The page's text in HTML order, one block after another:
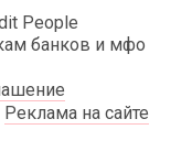
People
банков и мфо
Реклама на сайте